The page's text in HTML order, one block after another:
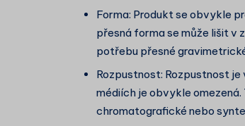
Forma: Produkt se obvykle
přesná forma se může lišit v
potřebu přesné
Rozpustnost: Rozpustnost
médiích je obvykle
chromatografické nebo